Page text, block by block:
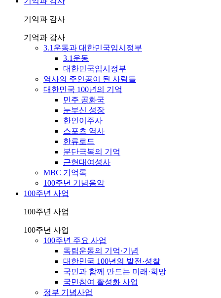
기억과 감사
기억과 감사
3.1운동과 대한민국임시정부
3.1운동
대한민국임시정부
역사의 주인공이 된 사람들
대한민국 100년의 기억
민주 공화국
눈부신 성장
한인이주사
스포츠 역사
한류로드
분단극복의 기억
근현대여성사
MBC 기억록
100주년 기념음악
100주년 사업
100주년 사업
100주년 사업
100주년 주요 사업
독립운동의 기억·기념
대한민국 100년의 발전·성찰
국민과 함께 만드는 미래·희망
국민참여 활성화 사업
정부 기념사업